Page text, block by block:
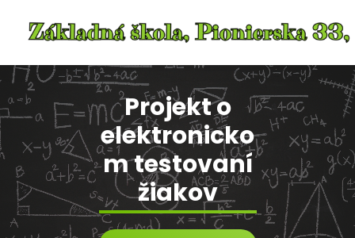
content
Projekt o
elektronicko
m testovaní
žiakov